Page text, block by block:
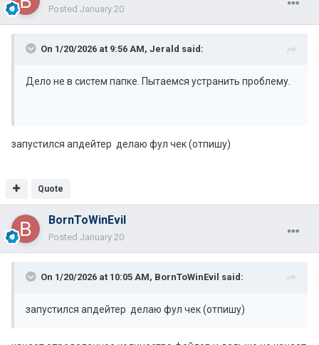
Posted January 20
On 1/20/2026 at 9:56 AM, Jerald said:
Дело не в систем папке. Пытаемся устранить проблему.
запустился апдейтер делаю фул чек (отпишу)
Quote
BornToWinEvil
Posted January 20
On 1/20/2026 at 10:05 AM, BornToWinEvil said:
запустился апдейтер делаю фул чек (отпишу)